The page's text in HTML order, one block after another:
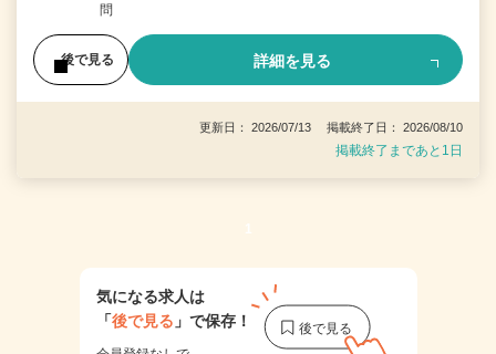
問
後で見る 詳細を見る
更新日： 2026/07/13 掲載終了日： 2026/08/10
掲載終了まであと1日
1
気になる求人は
「後で見る 」で保存！